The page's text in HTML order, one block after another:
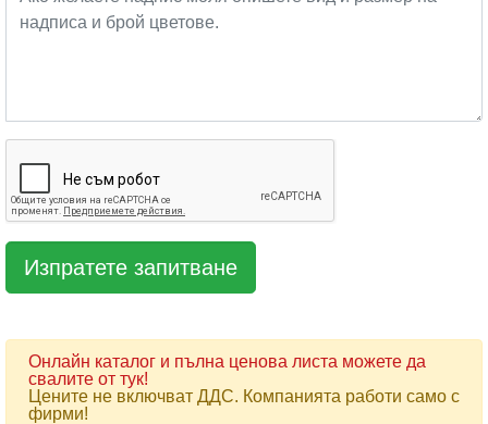
Онлайн каталог и пълна ценова листа можете да
свалите от тук!
Цените не включват ДДС. Компанията работи само с
фирми!